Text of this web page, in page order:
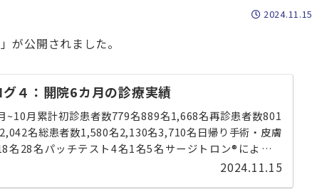
2024.11.15
が公開されました。
４：開院6カ月の診療実績
~10月累計初診患者数779名889名1,668名再診患者数801
名総患者数1,580名2,130名3,710名日帰り手術・皮膚
名28名パッチテスト4名1名5名サージトロン®によるシ
2024.11.15